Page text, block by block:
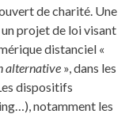
de charité. Une
projet de loi visant
distanciel «
alternative», dans les
dispositifs
notamment les